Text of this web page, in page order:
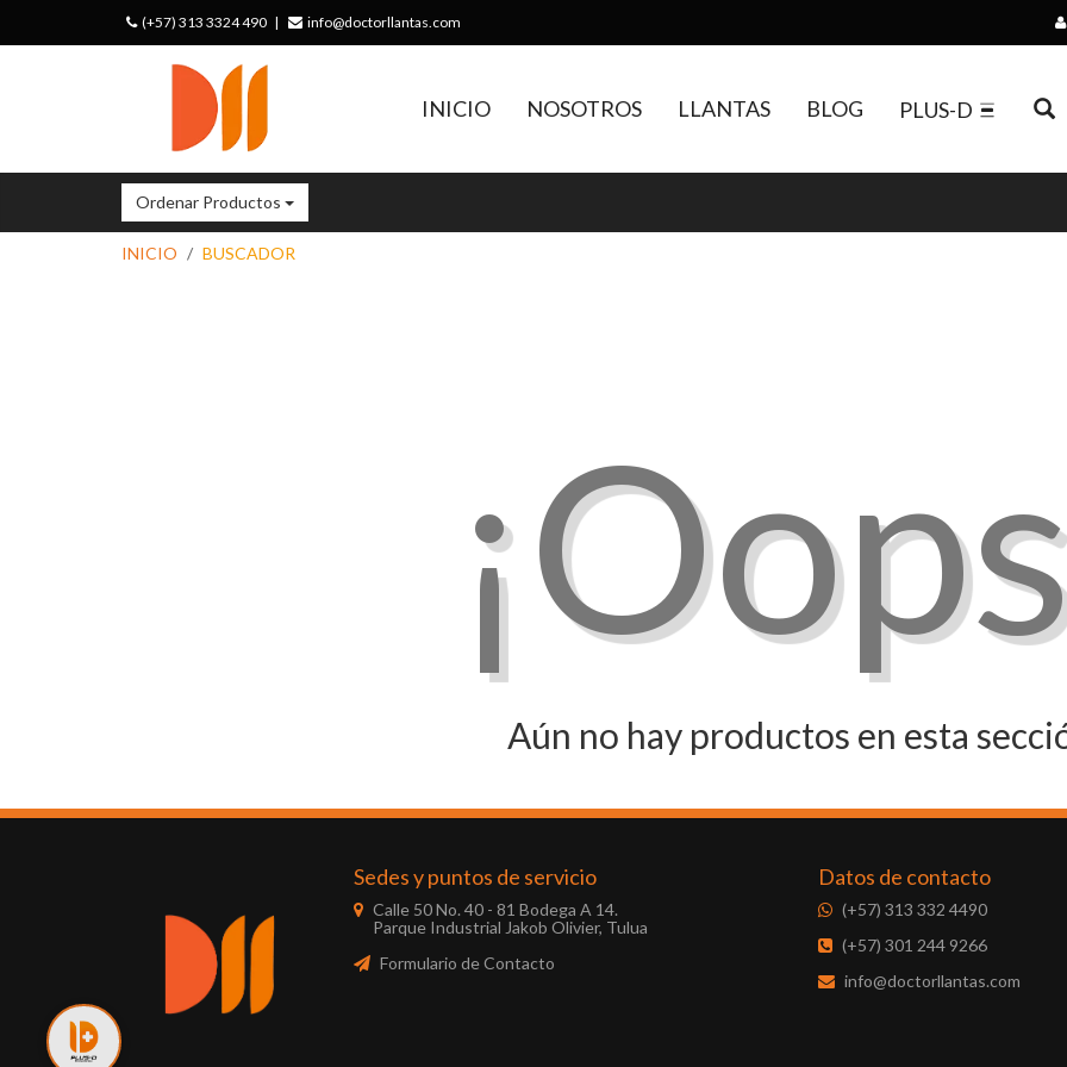
(+57) 313 3324 490 | info@doctorllantas.com
INICIO NOSOTROS LLANTAS BLOG PLUS-D
Ordenar Productos
INICIO BUSCADOR
Aún no hay productos en esta
Sedes y puntos de servicio
Calle 50 No. 40 - 81 Bodega A 14.
Parque Industrial Jakob Olivier, Tulua
Formulario de Contacto
Datos de contacto
(+57) 313 332 4490
(+57) 301 244 9266
info@doctorllantas.com